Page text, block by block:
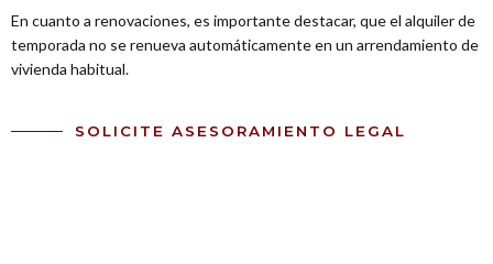
En cuanto a renovaciones, es importante destacar, que el alquiler de
temporada no se renueva automáticamente en un arrendamiento de
vivienda habitual.
SOLICITE ASESORAMIENTO LEGAL